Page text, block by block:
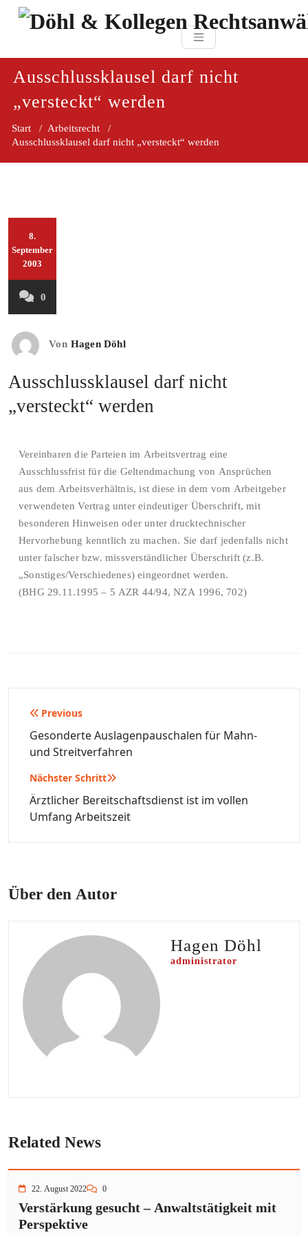
Zum
Döhl & Kollegen
Ausschlussklausel darf nicht
„versteckt“ werden
Start / Arbeitsrecht /
Ausschlussklausel darf nicht „versteckt“ werden
8.
September
2003
0
Von Hagen Döhl
Ausschlussklausel darf nicht
„versteckt“ werden
Vereinbaren die Parteien im Arbeitsvertrag eine
Ausschlussfrist für die Geltendmachung von Ansprüchen
aus dem Arbeitsverhältnis, ist diese in dem vom Arbeitgeber
verwendeten Vertrag unter eindeutiger Überschrift, mit
besonderen Hinweisen oder unter drucktechnischer
Hervorhebung kenntlich zu machen. Sie darf jedenfalls nicht
unter falscher bzw. missverständlicher Überschrift (z.B.
„Sonstiges/Verschiedenes) eingeordnet werden.
(BHG 29.11.1995 – 5 AZR 44/94, NZA 1996, 702)
Beitragsnavigation
Previous
Gesonderte Auslagenpauschalen für Mahn-
und Streitverfahren
Nächster Schritt
Ärztlicher Bereitschaftsdienst ist im vollen
Umfang Arbeitszeit
Über den Autor
Hagen Döhl
administrator
Related News
22. August 2022 0
Verstärkung gesucht – Anwaltstätigkeit mit
Perspektive